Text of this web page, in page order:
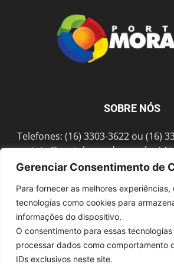
Gerenciar Consentimento de
Para fornecer as melhores experiências,
tecnologias como cookies para
informações do dispositivo.
O consentimento para essas
processar dados como comportamento
IDs exclusivos neste site.
SOBRE NÓS
Telefones: (16) 3303-3622 ou (16)
contato@portalmorada.com.br/
Sex das 8h às 18h / Endereço: Av.
SIGA-NOS